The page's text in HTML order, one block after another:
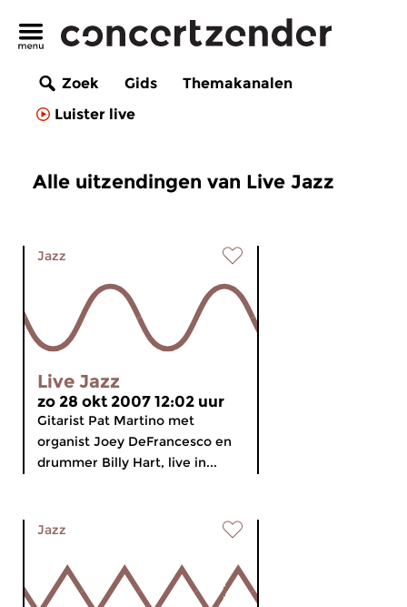
Zoek Gids
Themakanalen
Luister live
Alle uitzendingen van Live Jazz
Jazz
Live Jazz
zo 28 okt 2007 12:02 uur
Gitarist Pat Martino met
organist Joey DeFrancesco en
drummer Billy Hart, live in...
Jazz